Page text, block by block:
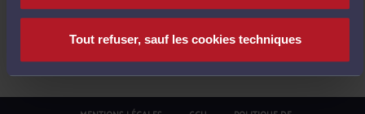
Tout refuser, sauf les cookies techniques
I